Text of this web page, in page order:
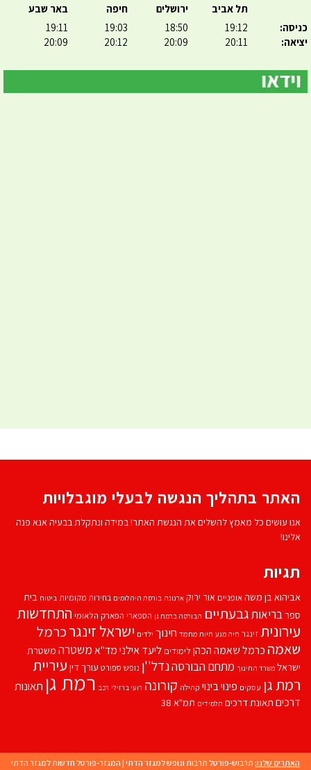
כניסה:
יציאה:
תל אביב
19:12
20:11
ירושלים
18:50
20:09
חיפה
19:03
20:12
באר שבע
19:11
20:09
האתר בתהליך הנגשה לבעלי מוגבלויות
אנו עושים כל מאמץ להשלים את הנגשת האתר! במידה ונתקלת בבעיה אנא פנה
אלינו!
תגיות
אביהוא בן משהאופניים אור ירוק ארנונה בורסת היהלומים בחירות מקומיות ביטוח בית
ספרבריאותגבעתיים הבורסה ברמת גן הספארי הפארק הלאומי התחדשות
עירוניתזינגר חיה מנע חיות מחמד חינוך ילדים ישראל זינגרכרמל
שאמה כרמל שאמה הכהן לימודים ליעד אילנימד''אמשטרה משטרת
ישראל משרד החינוך מתחם הבורסהנדל''ן נופש ספורט עורך דין עיריית
רמת גן עסקים פינוי בינוי קהילה קורונה רועי ברזילי רכב רמת גן תאונות
דרכים תאונת דרכים תלמידים תמ"א 38
האתרים שלנו: תרבוש-פורטל תרבות ונופש למגזר הדתי | המגזר-פורטל חדשות למגזר הדתי